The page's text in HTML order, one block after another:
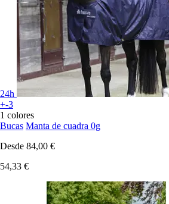
24h
+-3
1 colores
Bucas Manta de cuadra 0g
Desde 84,00 €
54,33 €